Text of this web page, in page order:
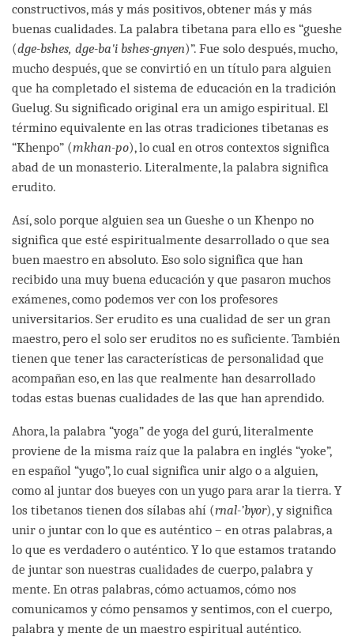
constructivos, más y más positivos, obtener más y más
buenas cualidades. La palabra tibetana para ello es “gueshe
(dge-bshes, dge-ba'i bshes-gnyen)”. Fue solo después, mucho,
mucho después, que se convirtió en un título para alguien
que ha completado el sistema de educación en la tradición
Guelug. Su significado original era un amigo espiritual. El
término equivalente en las otras tradiciones tibetanas es
“Khenpo” (mkhan-po), lo cual en otros contextos significa
abad de un monasterio. Literalmente, la palabra significa
erudito.
Así, solo porque alguien sea un Gueshe o un Khenpo no
significa que esté espiritualmente desarrollado o que sea
buen maestro en absoluto. Eso solo significa que han
recibido una muy buena educación y que pasaron muchos
exámenes, como podemos ver con los profesores
universitarios. Ser erudito es una cualidad de ser un gran
maestro, pero el solo ser eruditos no es suficiente. También
tienen que tener las características de personalidad que
acompañan eso, en las que realmente han desarrollado
todas estas buenas cualidades de las que han aprendido.
Ahora, la palabra “yoga” de yoga del gurú, literalmente
proviene de la misma raíz que la palabra en inglés “yoke”,
en español “yugo”, lo cual significa unir algo o a alguien,
como al juntar dos bueyes con un yugo para arar la tierra. Y
los tibetanos tienen dos sílabas ahí (rnal-’byor), y significa
unir o juntar con lo que es auténtico – en otras palabras, a
lo que es verdadero o auténtico. Y lo que estamos tratando
de juntar son nuestras cualidades de cuerpo, palabra y
mente. En otras palabras, cómo actuamos, cómo nos
comunicamos y cómo pensamos y sentimos, con el cuerpo,
palabra y mente de un maestro espiritual auténtico.